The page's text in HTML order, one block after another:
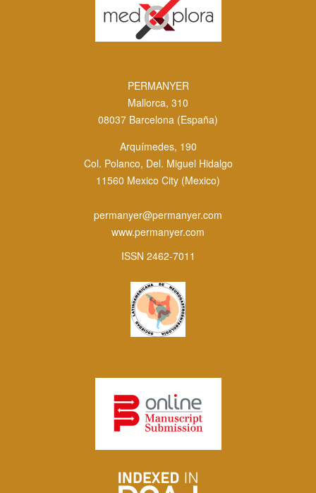
PERMANYER
Mallorca, 310
08037 Barcelona (España)
Arquímedes, 190
Col. Polanco, Del. Miguel Hidalgo
11560 Mexico City (Mexico)
permanyer@permanyer.com
www.permanyer.com
ISSN 2462-7011